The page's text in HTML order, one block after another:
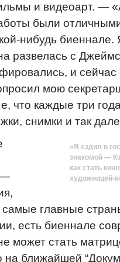
и видеоарт. —
были
нибудь биеннале.
развелась с
и сейчас
мою
что каждые три
снимки и так
«Я ездил в
знакомой —
как стать
художницей-
—
главные
есть биеннале
может стать
на ближайшей